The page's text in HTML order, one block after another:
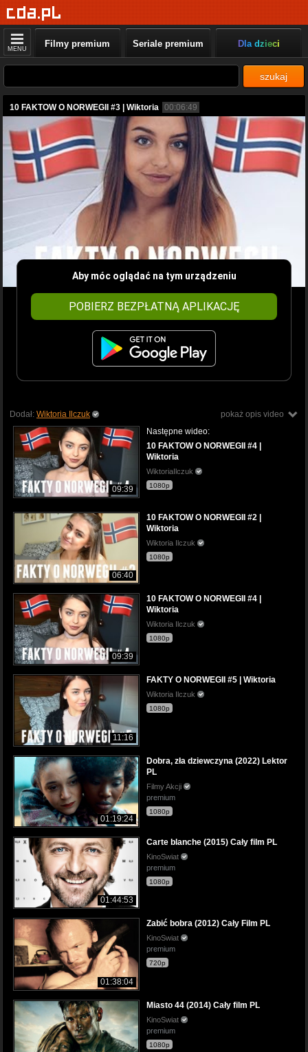
MENU Filmy premium Seriale premium Dla dzieci
szukaj
10 FAKTOW O NORWEGII #3 | Wiktoria 00:06:49
Aby móc oglądać na tym urządzeniu
POBIERZ BEZPŁATNĄ APLIKACJĘ
pokaż opis video
Dodał: Wiktoria Ilczuk
09:39
Następne wideo:
10 FAKTOW O NORWEGII #4 |
Wiktoria
WiktoriaIlczuk
1080p
06:40
10 FAKTOW O NORWEGII #2 |
Wiktoria
Wiktoria Ilczuk
1080p
09:39
10 FAKTOW O NORWEGII #4 |
Wiktoria
Wiktoria Ilczuk
1080p
11:16
FAKTY O NORWEGII #5 | Wiktoria
Wiktoria Ilczuk
1080p
01:19:24
Dobra, zła dziewczyna (2022) Lektor
PL
Filmy Akcji
premium
1080p
01:44:53
Carte blanche (2015) Cały film PL
KinoSwiat
premium
1080p
01:38:04
Zabić bobra (2012) Cały Film PL
KinoSwiat
premium
720p
Miasto 44 (2014) Cały film PL
KinoSwiat
premium
1080p